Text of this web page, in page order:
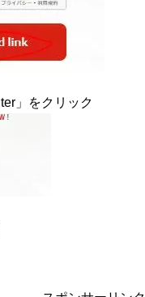
」をクリック